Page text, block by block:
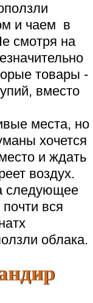
и чаем в
смотря на
товары -
вместо
места, но
хочется
и ждать
воздух.
следующее
вся
облака.